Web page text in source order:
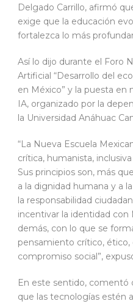
Delgado Carrillo, afirmó
exige que la educación
fortalezca lo más
Así lo dijo durante el Foro
Artificial “Desarrollo del
en México” y la puesta en
IA, organizado por la
la Universidad Anáhuac
“La Nueva Escuela
crítica, humanista,
Sus principios son, más
a la dignidad humana y a
la responsabilidad
incentivar la identidad con
demás, con lo que se
pensamiento crítico,
compromiso social”,
En este sentido, comentó
que las tecnologías estén